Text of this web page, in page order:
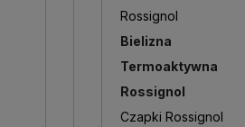
Rossignol
Bielizna
Termoaktywna
Rossignol
Czapki Rossignol